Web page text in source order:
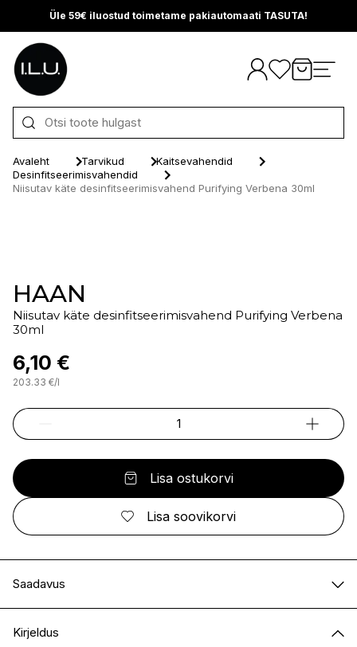
Üle 59€ iluostud toimetame pakiautomaati TASUTA!
Otse sisu juurde
Avaleht Tarvikud
Kaitsevahendid
Desinfitseerimisvahendid
Niisutav käte desinfitseerimisvahend Purifying Verbena 30ml
HAAN
Niisutav käte desinfitseerimisvahend Purifying Verbena
30ml
6,10 €
203.33 €/l
Lisa ostukorvi
Lisa soovikorvi
Saadavus
I.L.U. Kristiine
Kirjeldus